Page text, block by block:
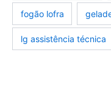
fogão lofra
lg assistência técnica